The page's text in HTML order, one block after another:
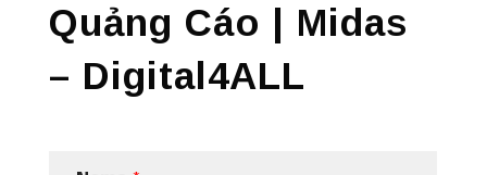
Quảng Cáo | Midas
– Digital4ALL